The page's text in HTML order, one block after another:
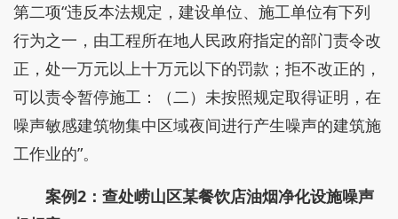
第二项“违反本法规定，建设单位、施工单位有下列
行为之一，由工程所在地人民政府指定的部门责令改
正，处一万元以上十万元以下的罚款；拒不改正的，
可以责令暂停施工：（二）未按照规定取得证明，在
噪声敏感建筑物集中区域夜间进行产生噪声的建筑施
工作业的”。
案例2：查处崂山区某餐饮店油烟净化设施噪声